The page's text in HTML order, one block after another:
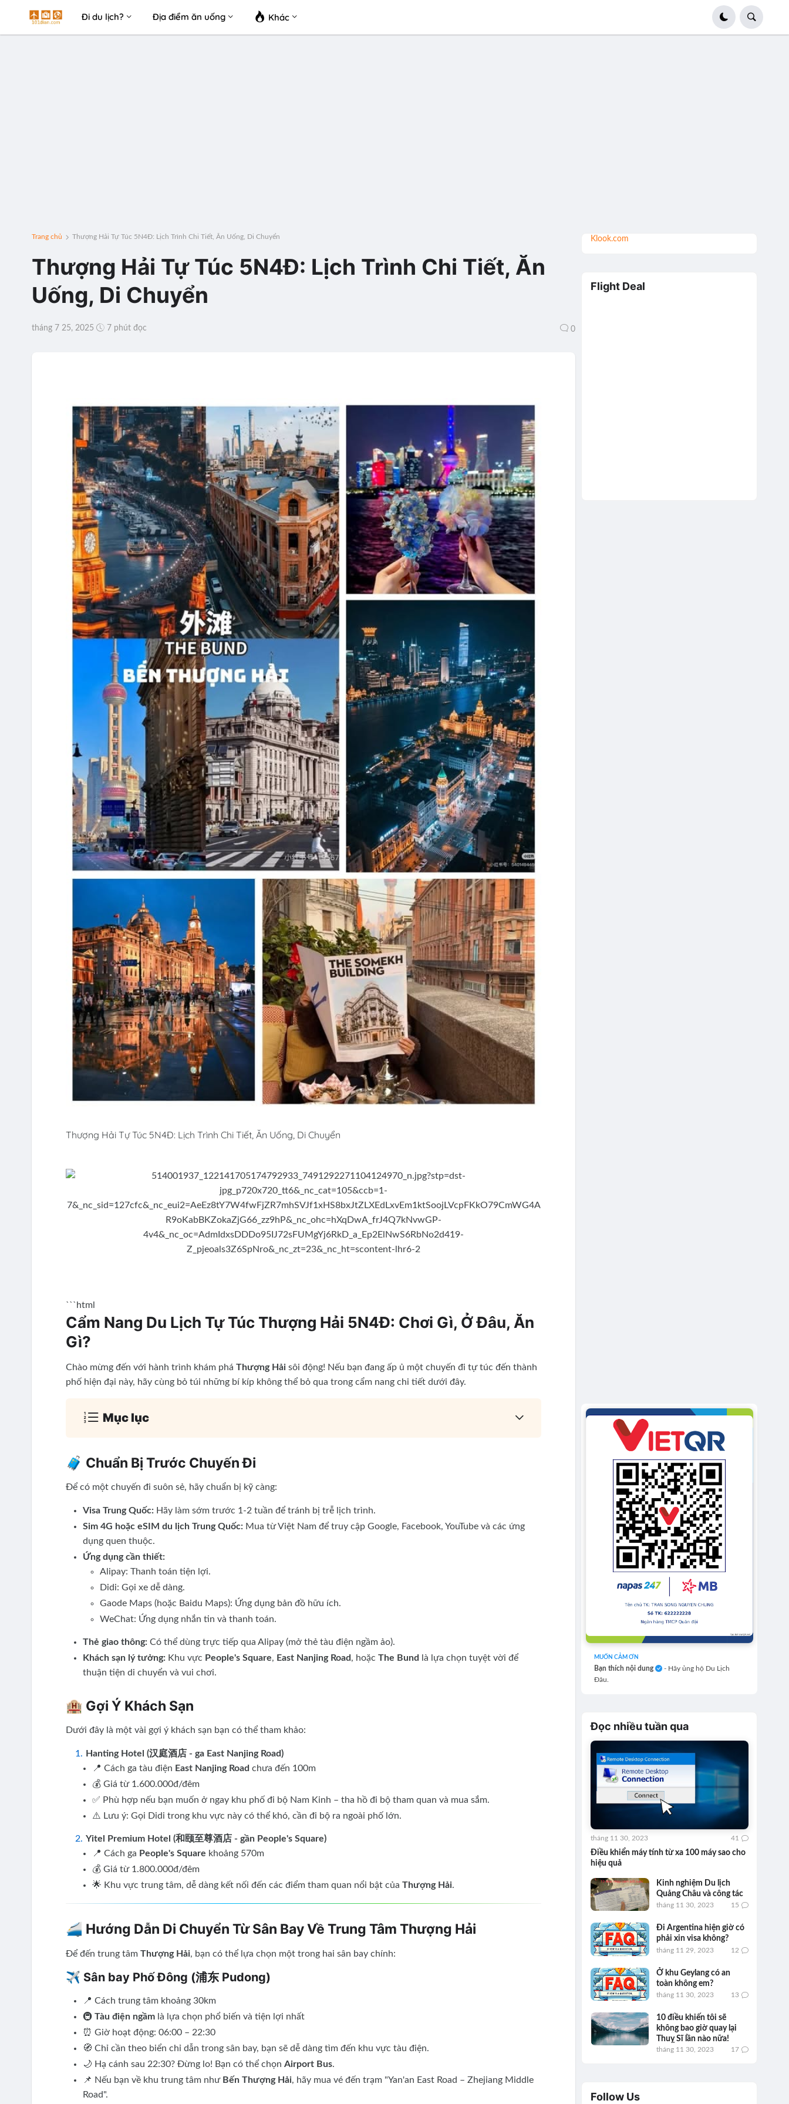
Đi du lịch? Địa điểm ăn uống Khác
Trang chủ Thượng Hải Tự Túc 5N4Đ: Lịch Trình Chi Tiết, Ăn Uống, Di Chuyển
Thượng Hải Tự Túc 5N4Đ: Lịch Trình Chi Tiết, Ăn
Uống, Di Chuyển
tháng 7 25, 2025 7 phút đọc 0
Thượng Hải Tự Túc 5N4Đ: Lịch Trình Chi Tiết, Ăn Uống, Di Chuyển
```html
Cẩm Nang Du Lịch Tự Túc Thượng Hải 5N4Đ: Chơi Gì, Ở Đâu, Ăn
Gì?
Chào mừng đến với hành trình khám phá Thượng Hảisôi động! Nếu bạn đang ấp ủ một chuyến đi tự túc đến thành
phố hiện đại này, hãy cùng bỏ túi những bí kíp không thể bỏ qua trong cẩm nang chi tiết dưới đây.
Mục lục
🧳 Chuẩn Bị Trước Chuyến Đi
Để có một chuyến đi suôn sẻ, hãy chuẩn bị kỹ càng:
Visa Trung Quốc: Hãy làm sớm trước 1-2 tuần để tránh bị trễ lịch trình.
Sim 4G hoặc eSIM du lịch Trung Quốc: Mua từ Việt Nam để truy cập Google, Facebook, YouTube và các ứng
dụng quen thuộc.
Ứng dụng cần thiết:
Alipay: Thanh toán tiện lợi.
Didi: Gọi xe dễ dàng.
Gaode Maps (hoặc Baidu Maps): Ứng dụng bản đồ hữu ích.
WeChat: Ứng dụng nhắn tin và thanh toán.
Thẻ giao thông: Có thể dùng trực tiếp qua Alipay (mở thẻ tàu điện ngầm ảo).
Khách sạn lý tưởng: Khu vực People's Square, East Nanjing Road, hoặcThe Bund
là lựa chọn tuyệt vời để
thuận tiện di chuyển và vui chơi.
🏨 Gợi Ý Khách Sạn
Dưới đây là một vài gợi ý khách sạn bạn có thể tham khảo:
Hanting Hotel (汉庭酒店 - ga East Nanjing Road)
📍 Cách ga tàu điện East Nanjing Road chưa đến 100m
💰 Giá từ 1.600.000đ/đêm
✅ Phù hợp nếu bạn muốn ở ngay khu phố đi bộ Nam Kinh – tha hồ đi bộ tham quan và mua sắm.
⚠️ Lưu ý: Gọi Didi trong khu vực này có thể khó, cần đi bộ ra ngoài phố lớn.
Yitel Premium Hotel (和颐至尊酒店 - gần People's Square)
📍 Cách ga People's Square khoảng 570m
💰 Giá từ 1.800.000đ/đêm
🌟 Khu vực trung tâm, dễ dàng kết nối đến các điểm tham quan nổi bật củaThượng Hải.
🚄 Hướng Dẫn Di Chuyển Từ Sân Bay Về Trung Tâm Thượng Hải
Để đến trung tâm Thượng Hải, bạn có thể lựa chọn một trong hai sân bay chính:
✈️ Sân bay Phố Đông (浦东 Pudong)
📍 Cách trung tâm khoảng 30km
🚇Tàu điện ngầm là lựa chọn phổ biến và tiện lợi nhất
⏰ Giờ hoạt động: 06:00 – 22:30
🧭 Chỉ cần theo biển chỉ dẫn trong sân bay, bạn sẽ dễ dàng tìm đến khu vực tàu điện.
🌙 Hạ cánh sau 22:30? Đừng lo! Bạn có thể chọnAirport Bus.
📌 Nếu bạn về khu trung tâm như Bến Thượng Hải, hãy mua vé đến trạm "Yan'an East Road – Zhejiang Middle
Road".
Klook.com
Flight Deal
MUỐN CẢM ƠN
Bạn thích nội dung
- Hãy ủng hộ Du Lịch
Đâu.
Đọc nhiều tuần qua
Điều khiển máy tính từ xa 100 máy sao cho
hiệu quả
tháng 11 30, 2023 41
Kinh nghiệm Du lịch
Quảng Châu và công tác
tháng 11 30, 2023 15
Đi Argentina hiện giờ có
phải xin visa không?
tháng 11 29, 2023 12
Ở khu Geylang có an
toàn không em?
tháng 11 30, 2023 13
10 điều khiến tôi sẽ
không bao giờ quay lại
Thuỵ Sĩ lần nào nữa!
tháng 11 30, 2023 17
Follow Us